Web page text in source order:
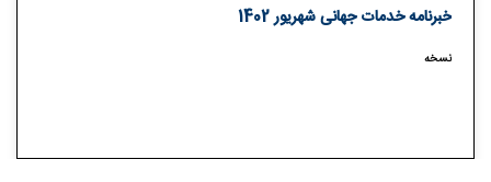
خبرنامه خدمات جهانی شهریور 1402
نسخه